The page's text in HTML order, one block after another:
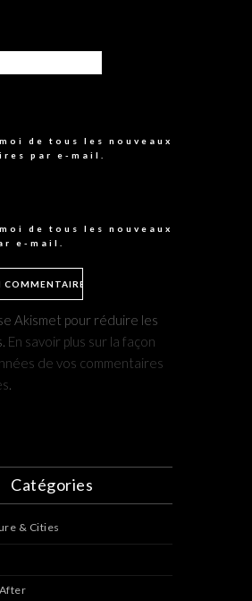
de tous les nouveaux
par e-mail.
de tous les nouveaux
e-mail.
Akismet pour réduire les
En savoir plus sur la façon
de vos commentaires
.
Catégories
& Cities